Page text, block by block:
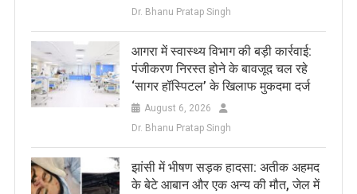
Dr. Bhanu Pratap Singh
आगरा में स्वास्थ्य विभाग की बड़ी कार्रवाई:
पंजीकरण निरस्त होने के बावजूद चल रहे
‘सागर हॉस्पिटल’ के खिलाफ मुकदमा दर्ज
August 6, 2026
Dr. Bhanu Pratap Singh
झांसी में भीषण सड़क हादसा: अतीक अहमद
के बेटे आबान और एक अन्य की मौत, जेल में